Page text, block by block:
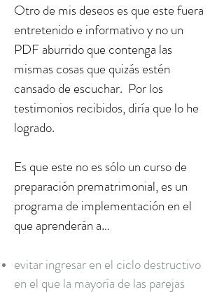
Otro de mis deseos es que este fuera
entretenido e informativo y no un
PDF aburrido que contenga las
mismas cosas que quizás estén
cansado de escuchar. Por los
testimonios recibidos, diría que lo he
logrado.
Es que este no es sólo un curso de
preparación prematrimonial, es un
programa de implementación en el
que aprenderán a…
evitar ingresar en el ciclo destructivo
en el que la mayoría de las parejas